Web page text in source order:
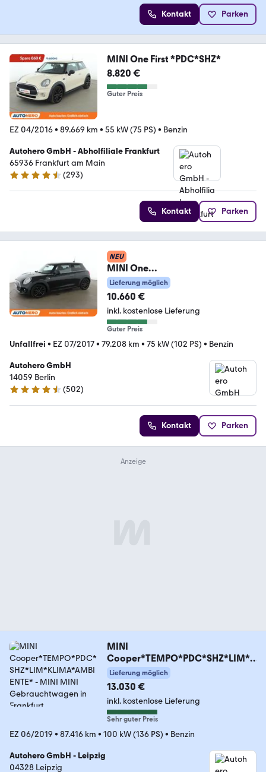
Kontakt Parken
MINI One First *PDC*SHZ*
8.820 €
Guter Preis
EZ 04/2016• 89.669 km • 55 kW (75 PS) • Benzin
Autohero GmbH - Abholfiliale Frankfurt
65936 Frankfurt am Main
4.6 Sterne
(293)
Kontakt Parken
NEU
MINI One
Blackyard*PDC*SHZ*KLIMA*
Lieferung möglich
10.660 €
inkl. kostenlose Lieferung
Guter Preis
Unfallfrei • EZ 07/2017• 79.208 km • 75 kW (102 PS) • Benzin
Autohero GmbH
14059 Berlin
4.5 Sterne
(502)
Kontakt Parken
MINI
Cooper*TEMPO*PDC*SHZ*LIM*K
LIMA*AMBIENTE*
Lieferung möglich
13.030 €
inkl. kostenlose Lieferung
Sehr guter Preis
EZ 06/2019 • 87.416 km • 100 kW (136 PS) • Benzin
Autohero GmbH - Leipzig
04328 Leipzig